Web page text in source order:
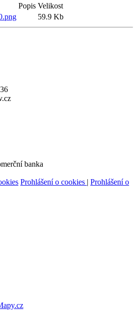
Popis Velikost
59.9 Kb
banka
Prohlášení o cookies
Prohlášení o